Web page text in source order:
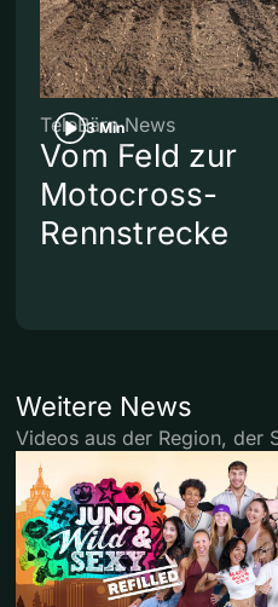
3 Min
TeleBärn News
Vom Feld zur
Motocross-
Rennstrecke
Weitere News
Videos aus der Region, der